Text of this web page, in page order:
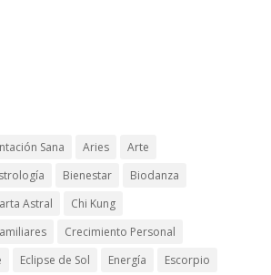
Sana Aries
Arte
Bienestar
Biodanza
Astral
Chi Kung
Crecimiento Personal
Eclipse de Sol Energía
Escorpio